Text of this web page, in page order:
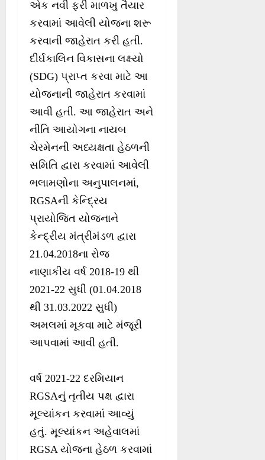
એક નવી ફરી માળખુ તૈયાર
કરવામાં આવેલી યોજના શરૂ
કરવાની જાહેરાત કરી હતી.
દીર્ઘકાલિન વિકાસના લક્ષ્યો
(SDG) પ્રાપ્ત કરવા માટે આ
યોજનાની જાહેરાત કરવામાં
આવી હતી. આ જાહેરાત અને
નીતિ આયોગના નાયબ
ચેરમેનની અધ્યક્ષતા હેઠળની
સમિતિ દ્વારા કરવામાં આવેલી
ભલામણોના અનુપાલનમાં,
RGSAની કેન્દ્રિય
પ્રાયોજિત યોજનાને
કેન્દ્રીય મંત્રીમંડળ દ્વારા
21.04.2018ના રોજ
નાણાકીય વર્ષ 2018-19 થી
2021-22 સુધી (01.04.2018
થી 31.03.2022 સુધી)
અમલમાં મૂકવા માટે મંજૂરી
આપવામાં આવી હતી.
વર્ષ 2021-22 દરમિયાન
RGSAનું તૃતીય પક્ષ દ્વારા
મૂલ્યાંકન કરવામાં આવ્યું
હતું. મૂલ્યાંકન અહેવાલમાં
RGSA યોજના હેઠળ કરવામાં